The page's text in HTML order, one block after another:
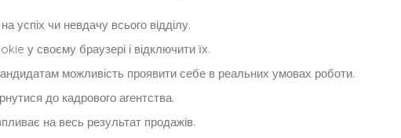
успіх чи невдачу всього відділу.
у своєму браузері і відключити їх.
можливість проявити себе в реальних умовах роботи.
до кадрового агентства.
на весь результат продажів.